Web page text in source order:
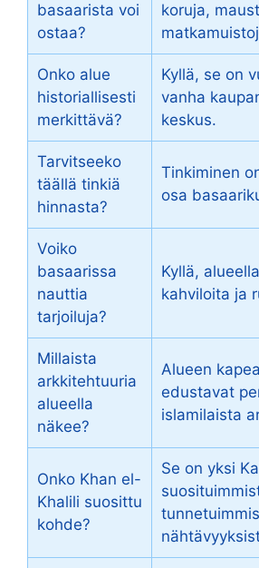
basaarista voi
ostaa?
koruja,
Onko alue
historiallisesti
merkittävä?
Kyllä, se on
vanha
keskus.
Tarvitseeko
täällä tinkiä
hinnasta?
Tinkiminen
osa
Voiko
basaarissa
nauttia
tarjoiluja?
Kyllä,
kahviloita ja
Millaista
arkkitehtuuria
alueella
näkee?
Alueen
edustavat
islamilaista
Onko Khan el-
Khalili suosittu
kohde?
Se on yksi